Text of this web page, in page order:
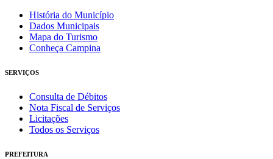
História do Município
Dados Municipais
Mapa do Turismo
Conheça Campina
SERVIÇOS
Consulta de Débitos
Nota Fiscal de Serviços
Licitações
Todos os Serviços
PREFEITURA